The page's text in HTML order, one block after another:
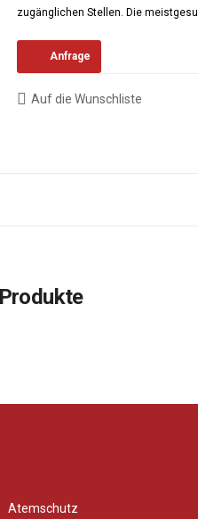
zugänglichen Stellen. Die
Anfrage
Auf die Wunschliste
Atemschutz